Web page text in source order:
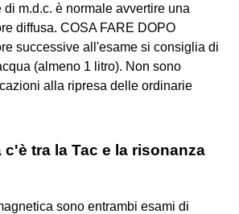
m.d.c. è normale avvertire una
diffusa. COSA FARE DOPO
successive all'esame si consiglia di
(almeno 1 litro). Non sono
alla ripresa delle ordinarie
c'è tra la Tac e la risonanza
sono entrambi esami di